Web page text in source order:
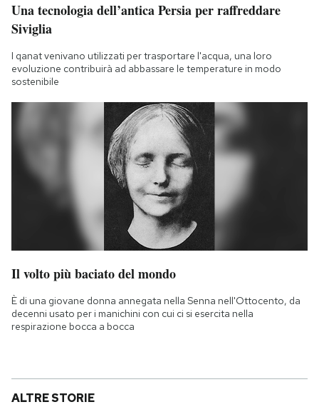
Una tecnologia dell’antica Persia per raffreddare
Siviglia
I qanat venivano utilizzati per trasportare l'acqua, una loro
evoluzione contribuirà ad abbassare le temperature in modo
sostenibile
Il volto più baciato del mondo
È di una giovane donna annegata nella Senna nell'Ottocento, da
decenni usato per i manichini con cui ci si esercita nella
respirazione bocca a bocca
ALTRE STORIE